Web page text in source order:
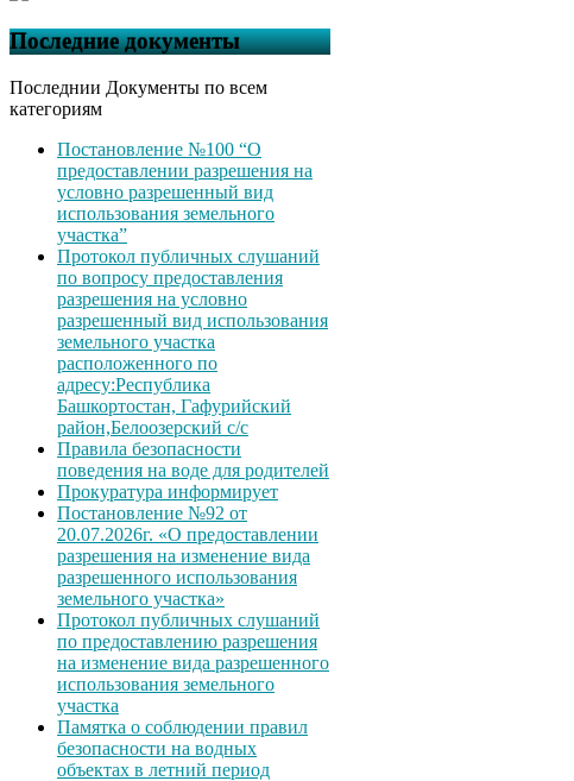
Последние документы
Последнии Документы по всем
категориям
Постановление №100 “О
предоставлении разрешения на
условно разрешенный вид
использования земельного
участка”
Протокол публичных слушаний
по вопросу предоставления
разрешения на условно
разрешенный вид использования
земельного участка
расположенного по
адресу:Республика
Башкортостан, Гафурийский
район,Белоозерский с/с
Правила безопасности
поведения на воде для родителей
Прокуратура информирует
Постановление №92 от
20.07.2026г. «О предоставлении
разрешения на изменение вида
разрешенного использования
земельного участка»
Протокол публичных слушаний
по предоставлению разрешения
на изменение вида разрешенного
использования земельного
участка
Памятка о соблюдении правил
безопасности на водных
объектах в летний период